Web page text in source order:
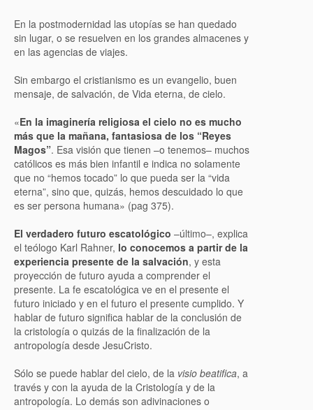
En la postmodernidad las utopías se han quedado
sin lugar, o se resuelven en los grandes almacenes y
en las agencias de viajes.
Sin embargo el cristianismo es un evangelio, buen
mensaje, de salvación, de Vida eterna, de cielo.
«En la imaginería religiosa el cielo no es mucho
más que la mañana, fantasiosa de los “Reyes
Magos”. Esa visión que tienen –o tenemos– muchos
católicos es más bien infantil e indica no solamente
que no “hemos tocado” lo que pueda ser la “vida
eterna”, sino que, quizás, hemos descuidado lo que
es ser persona humana» (pag 375).
El verdadero futuro escatológico –último–, explica
el teólogo Karl Rahner, lo conocemos a partir de la
experiencia presente de la salvación, y esta
proyección de futuro ayuda a comprender el
presente. La fe escatológica ve en el presente el
futuro iniciado y en el futuro el presente cumplido. Y
hablar de futuro significa hablar de la conclusión de
la cristología o quizás de la finalización de la
antropología desde JesuCristo.
Sólo se puede hablar del cielo, de la visio beatifica, a
través y con la ayuda de la Cristología y de la
antropología. Lo demás son adivinaciones o